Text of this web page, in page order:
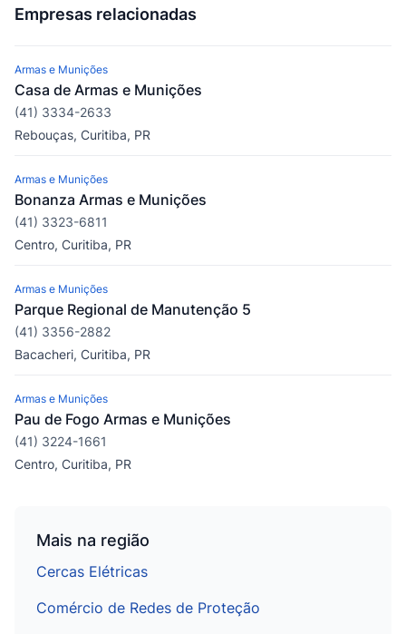
Empresas relacionadas
Armas e Munições
Casa de Armas e Munições
(41) 3334-2633
Rebouças, Curitiba, PR
Armas e Munições
Bonanza Armas e Munições
(41) 3323-6811
Centro, Curitiba, PR
Armas e Munições
Parque Regional de Manutenção 5
(41) 3356-2882
Bacacheri, Curitiba, PR
Armas e Munições
Pau de Fogo Armas e Munições
(41) 3224-1661
Centro, Curitiba, PR
Mais na região
Cercas Elétricas
Comércio de Redes de Proteção